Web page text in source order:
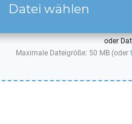
Datei wählen
oder
Maximale Dateigröße: 50 MB (oder